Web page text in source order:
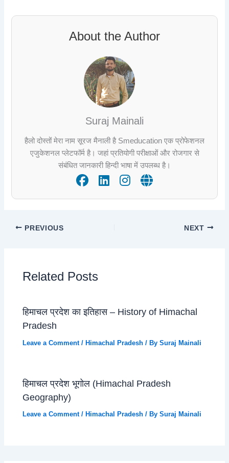
About the Author
Suraj Mainali
हैलो दोस्तों मेरा नाम सूरज मैनाली है Smeducation एक प्रोफेशनल
एजुकेशनल प्लेटफॉर्म है। जहां प्रतियोगी परीक्षाओं और रोजगार से
संबंधित जानकारी हिन्दी भाषा में उपलब्ध है।
PREVIOUS NEXT
Related Posts
हिमाचल प्रदेश का इतिहास – History of Himachal
Pradesh
Leave a Comment / Himachal Pradesh / BySuraj Mainali
हिमाचल प्रदेश भूगोल (Himachal Pradesh
Geography)
Leave a Comment / Himachal Pradesh / BySuraj Mainali